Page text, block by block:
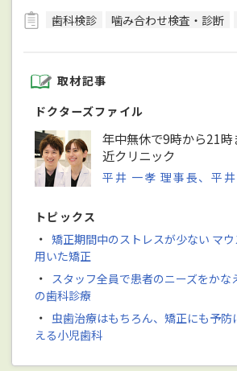
歯科検診
噛み合わせ検査・診断
取材記事
ドクターズファイル
年中無休で9時から21時
近クリニック
平井 一孝 理事長、平
トピックス
・ 矯正期間中のストレスが少ない マ
用いた矯正
・ スタッフ全員で患者のニーズをかな
の歯科診療
・ 虫歯治療はもちろん、矯正にも予防
える小児歯科